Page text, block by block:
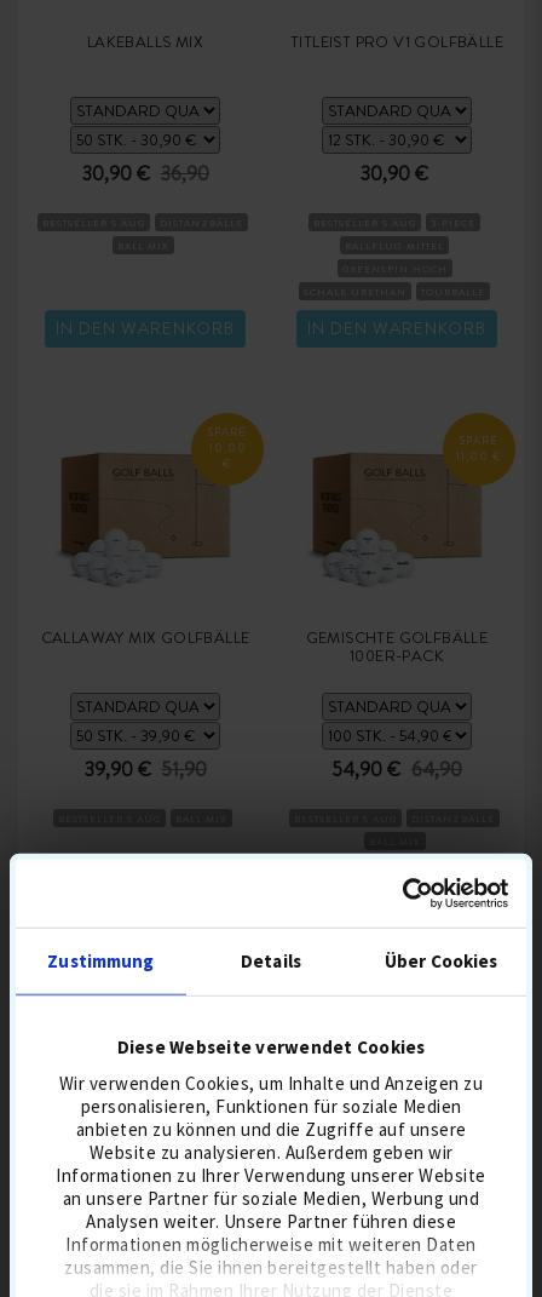
Zustimmung Details Über Cookies
Diese Webseite verwendet Cookies
Wir verwenden Cookies, um Inhalte und Anzeigen zu
personalisieren, Funktionen für soziale Medien
anbieten zu können und die Zugriffe auf unsere
Website zu analysieren. Außerdem geben wir
Informationen zu Ihrer Verwendung unserer Website
an unsere Partner für soziale Medien, Werbung und
Analysen weiter. Unsere Partner führen diese
Informationen möglicherweise mit weiteren Daten
zusammen, die Sie ihnen bereitgestellt haben oder
die sie im Rahmen Ihrer Nutzung der Dienste
LAKEBALLS MIX
30,90 € 36,90
IN DEN WARENKORB
TITLEIST PRO V1 GOLFBÄLLE
30,90 €
IN DEN WARENKORB
SPARE
10,00
€
CALLAWAY MIX GOLFBÄLLE
39,90 € 51,90
IN DEN WARENKORB
SPARE
11,00 €
GEMISCHTE GOLFBÄLLE
100ER-PACK
54,90 € 64,90
IN DEN WARENKORB
BELIEBTE GOLFAUSRÜSTUNG